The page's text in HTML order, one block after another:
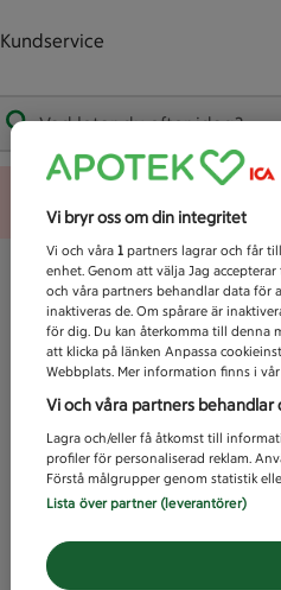
Kundservice
Vad letar du efter idag?
Vi bryr oss om din integritet
Vi och våra 1 partners lagrar och får
enhet. Genom att välja Jag
och våra partners behandlar data för
inaktiveras de. Om spårare är
för dig. Du kan återkomma till denna
att klicka på länken Anpassa
Webbplats. Mer information finns i
Vi och våra partners
Lagra och/eller få åtkomst till
profiler för personaliserad reklam.
Förstå målgrupper genom statistik
Lista över partner (leverantörer)